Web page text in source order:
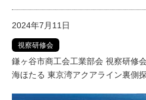
2024年7月11日
視察研修会
鎌ヶ谷市商工会工業部会 視察研修会
海ほたる 東京湾アクアライン裏側